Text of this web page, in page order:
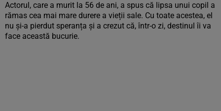
Actorul, care a murit la 56 de ani, a spus că lipsa unui copil a
rămas cea mai mare durere a vieții sale. Cu toate acestea, el
nu și-a pierdut speranța și a crezut că, într-o zi, destinul îi va
face această bucurie.